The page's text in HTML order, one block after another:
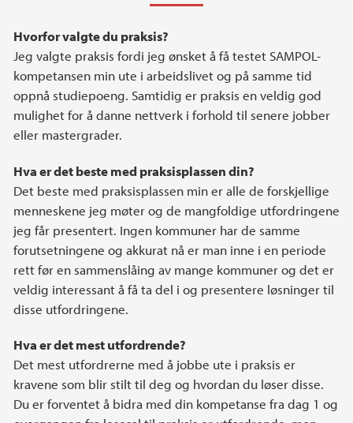
Hvorfor valgte du praksis?
Jeg valgte praksis fordi jeg ønsket å få testet SAMPOL-
kompetansen min ute i arbeidslivet og på samme tid
oppnå studiepoeng. Samtidig er praksis en veldig god
mulighet for å danne nettverk i forhold til senere jobber
eller mastergrader.
Hva er det beste med praksisplassen din?
Det beste med praksisplassen min er alle de forskjellige
menneskene jeg møter og de mangfoldige utfordringene
jeg får presentert. Ingen kommuner har de samme
forutsetningene og akkurat nå er man inne i en periode
rett før en sammenslåing av mange kommuner og det er
veldig interessant å få ta del i og presentere løsninger til
disse utfordringene.
Hva er det mest utfordrende?
Det mest utfordrerne med å jobbe ute i praksis er
kravene som blir stilt til deg og hvordan du løser disse.
Du er forventet å bidra med din kompetanse fra dag 1 og